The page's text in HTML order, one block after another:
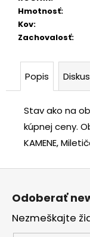
Hmotnosť:
Kov:
Zachovalosť:
Popis
Stav ako na
kúpnej ceny.
KAMENE,
1769
EVM-
€400
Z
Odoberať
Nezmeškajte